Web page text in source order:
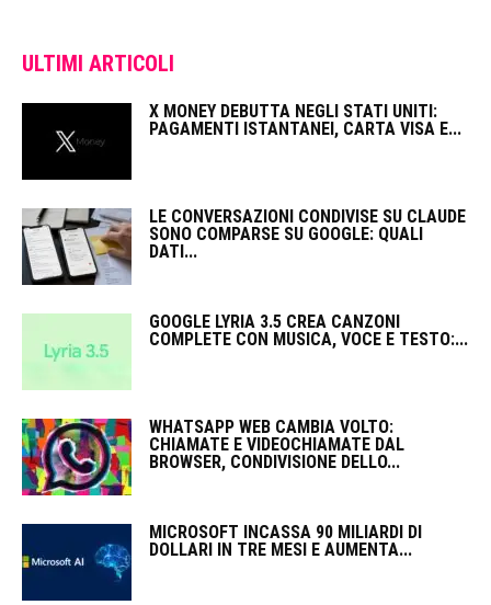
ULTIMI ARTICOLI
X MONEY DEBUTTA NEGLI STATI UNITI:
PAGAMENTI ISTANTANEI, CARTA VISA E...
LE CONVERSAZIONI CONDIVISE SU CLAUDE
SONO COMPARSE SU GOOGLE: QUALI
DATI...
GOOGLE LYRIA 3.5 CREA CANZONI
COMPLETE CON MUSICA, VOCE E TESTO:...
WHATSAPP WEB CAMBIA VOLTO:
CHIAMATE E VIDEOCHIAMATE DAL
BROWSER, CONDIVISIONE DELLO...
MICROSOFT INCASSA 90 MILIARDI DI
DOLLARI IN TRE MESI E AUMENTA...